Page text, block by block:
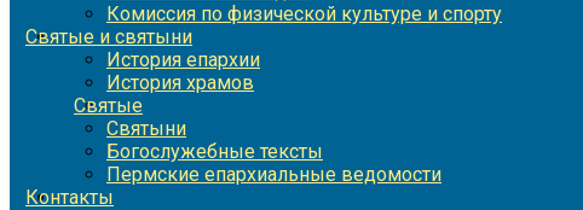
Комиссия по физической культуре и спорту
Святые и святыни
История епархии
История храмов
Святые
Святыни
Богослужебные тексты
Пермские епархиальные ведомости
Контакты